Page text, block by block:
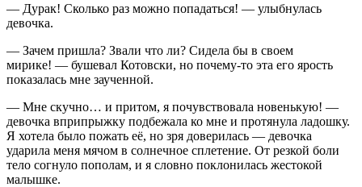
— Дурак! Сколько раз можно попадаться! — улыбнулась
девочка.
— Зачем пришла? Звали что ли? Сидела бы в своем
мирике! — бушевал Котовски, но почему-то эта его ярость
показалась мне заученной.
— Мне скучно… и притом, я почувствовала новенькую! —
девочка вприпрыжку подбежала ко мне и протянула ладошку.
Я хотела было пожать её, но зря доверилась — девочка
ударила меня мячом в солнечное сплетение. От резкой боли
тело согнуло пополам, и я словно поклонилась жестокой
малышке.